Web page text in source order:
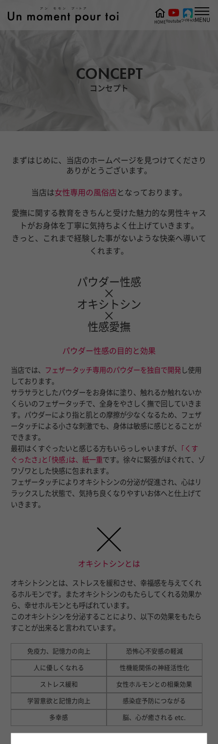
CONCEPT
コンセプト
HOMEYoutubeツイキャスMENU
まずはじめに、当店のホームページを見つけてくださり
ありがとうございます。
当店は女性専用の風俗店 となっております。
愛撫に関する教育をきちんと受けた魅力的な男性キャス
トがお身体を丁寧に気持ちよく仕上げていきます。
きっと、これまで経験した事がないような快楽へ導いて
くれます。
パウダー性感
×
オキシトシン
×
性感愛撫
パウダー性感の目的と効果
当店では、 フェザータッチ専用のパウダーを独自で開発 し使用
しております。
サラサラとしたパウダーをお身体に塗り、触れるか触れないか
くらいのフェザータッチで、全身をやさしく撫で回していきま
す。パウダーにより指と肌との摩擦が少なくなるため、フェザ
ータッチによる小さな刺激でも、身体は敏感に感じとることが
できます。
最初はくすぐったいと感じる方もいらっしゃいますが、
｢くす
ぐったさ｣と｢快感｣は、紙一重です。徐々に緊張がほぐれて、ゾ
ワゾワとした快感に包まれます。
フェザータッチによりオキシトシンの分泌が促進され、心はリ
ラックスした状態で、気持ち良くなりやすいお体へと仕上げて
いきます。
オキシトシンとは
オキシトシンとは、ストレスを緩和させ、幸福感を与えてくれ
るホルモンです。またオキシトシンのもたらしてくれる効果か
ら、幸せホルモンとも呼ばれています。
このオキシトシンを分泌することにより、以下の効果をもたら
すことが出来ると言われています。
免疫力、記憶力の向上 恐怖心不安感の軽減
人に優しくなれる 性機能関係の神経活性化
ストレス緩和 女性ホルモンとの相乗効果
学習意欲と記憶力向上 感染症予防につながる
多幸感 脳、心が癒される etc.